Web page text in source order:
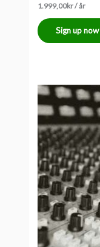
1.999,00kr/ år
Sign up now